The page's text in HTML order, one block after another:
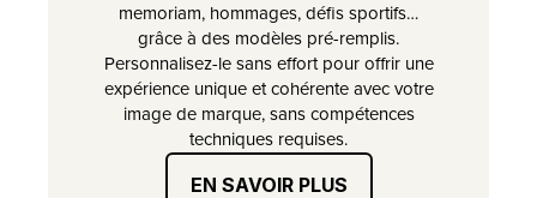
memoriam, hommages, défis sportifs…
grâce à des modèles pré-remplis.
Personnalisez-le sans effort pour offrir une
expérience unique et cohérente avec votre
image de marque, sans compétences
techniques requises.
EN SAVOIR PLUS